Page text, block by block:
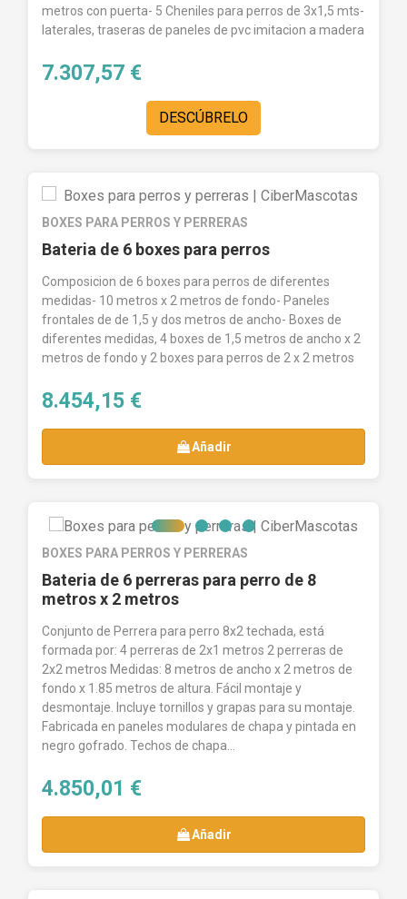
metros con puerta- 5 Cheniles para perros de 3x1,5 mts-
laterales, traseras de paneles de pvc imitacion a madera
7.307,57 €
DESCÚBRELO
BOXES PARA PERROS Y PERRERAS
Bateria de 6 boxes para perros
Composicion de 6 boxes para perros de diferentes
medidas- 10 metros x 2 metros de fondo- Paneles
frontales de de 1,5 y dos metros de ancho- Boxes de
diferentes medidas, 4 boxes de 1,5 metros de ancho x 2
metros de fondo y 2 boxes para perros de 2 x 2 metros
8.454,15 €
Añadir
BOXES PARA PERROS Y PERRERAS
Bateria de 6 perreras para perro de 8
metros x 2 metros
Conjunto de Perrera para perro 8x2 techada, está
formada por: 4 perreras de 2x1 metros 2 perreras de
2x2 metros Medidas: 8 metros de ancho x 2 metros de
fondo x 1.85 metros de altura. Fácil montaje y
desmontaje. Incluye tornillos y grapas para su montaje.
Fabricada en paneles modulares de chapa y pintada en
negro gofrado. Techos de chapa...
4.850,01 €
Añadir